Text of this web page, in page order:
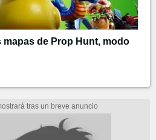
mapas de Prop Hunt, modo